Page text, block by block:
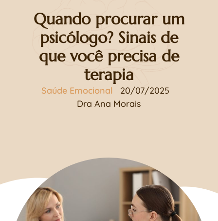
Quando procurar um
psicólogo? Sinais de
que você precisa de
terapia
Saúde Emocional
20/07/2025
Dra Ana Morais